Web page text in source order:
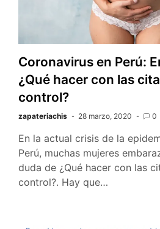
Coronavirus en Perú:
¿Qué hacer con las
control?
zapateriachis 28 marzo, 2020 0
En la actual crisis de la
Perú, muchas mujeres
duda de ¿Qué hacer con las
control?. Hay que…